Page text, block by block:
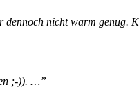
nicht warm genug.
;-)). …”